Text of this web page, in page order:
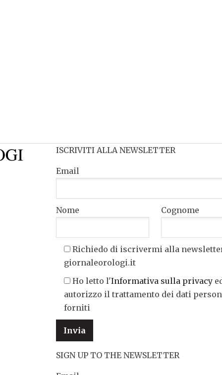
ISCRIVITI ALLA NEWSLETTER
Email
Nome Cognome
Richiedo di iscrivermi alla
giornaleorologi.it
Ho letto l'Informativa sulla privacy
autorizzo il trattamento dei dati
forniti
SIGN UP TO THE NEWSLETTER